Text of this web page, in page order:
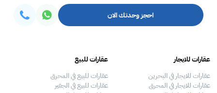
احجز وحدتك الان
عقارات للايجار
عقارات للايجار في البحرين
عقارات للايجار في المحرق
عقارات للبيع
عقارات للبيع في المحرق
عقارات للبيع في الجفير